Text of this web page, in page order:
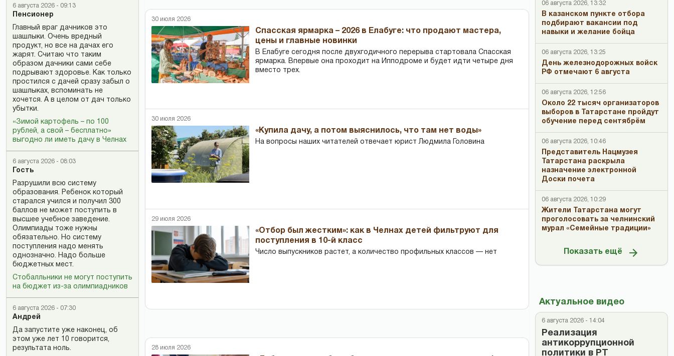
6 августа 2026 - 09:13
Пенсионер
Главный враг дачников это
шашлыки. Очень вредный
продукт, но все на дачах его
жарят. Считаю что таким
образом дачники сами себе
подрывают здоровье. Как только
простился с дачей сразу забыл о
шашлыках, вспоминать не
хочется. А в целом от дач только
убытки.
«Зимой картофель – по 100
рублей, а свой – бесплатно»
выгодно ли иметь дачу в Челнах
6 августа 2026 - 08:03
Гость
Разрушили всю систему
образования. Ребенок который
старался учился и получил 300
баллов не может поступить в
высшее учебное заведение.
Олимпиады тоже нужны
обязательно. Но систему
поступления надо менять
однозначно. Надо больше
бюджетных мест.
Стобалльники не могут поступить
на бюджет из-за олимпиадников
6 августа 2026 - 07:30
Андрей
Да запустите уже наконец, об
этом уже лет 10 говорится,
результата ноль.
30 июля 2026
Спасская ярмарка – 2026 в Елабуге: что продают мастера,
цены и главные новинки
В Елабуге сегодня после двухгодичного перерыва стартовала Спасская
ярмарка. Впервые она проходит на Ипподроме и будет идти четыре дня
вместо трех.
30 июля 2026
«Купила дачу, а потом выяснилось, что там нет воды»
На вопросы наших читателей отвечает юрист Людмила Головина
29 июля 2026
«Отбор был жестким»: как в Челнах детей фильтруют для
поступления в 10-й класс
Число выпускников растет, а количество профильных классов — нет
28 июля 2026
06 августа 2026, 13:32
В казанском пункте отбора
подбирают вакансии под
навыки и желание бойца
06 августа 2026, 13:25
День железнодорожных войск
РФ отмечают 6 августа
06 августа 2026, 12:56
Около 22 тысяч организаторов
выборов в Татарстане пройдут
обучение перед сентябрём
06 августа 2026, 10:46
Представитель Нацмузея
Татарстана раскрыла
назначение электронной
Доски почета
06 августа 2026, 10:29
Жители Татарстана могут
проголосовать за челнинский
мурал «Семейные традиции»
Показать ещё
Актуальное видео
6 августа 2026 - 14:04
Реализация
антикоррупционной
политики в РТ